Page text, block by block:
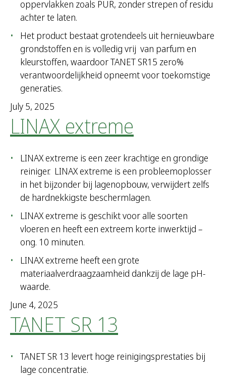
oppervlakken zoals PUR, zonder strepen of residu
achter te laten.
Het product bestaat grotendeels uit hernieuwbare
grondstoffen en is volledig vrij van parfum en
kleurstoffen, waardoor TANET SR15 zero%
verantwoordelijkheid opneemt voor toekomstige
generaties.
July 5, 2025
LINAX extreme
LINAX extreme is een zeer krachtige en grondige
reiniger. LINAX extreme is een probleemoplosser
in het bijzonder bij lagenopbouw, verwijdert zelfs
de hardnekkigste beschermlagen.
LINAX extreme is geschikt voor alle soorten
vloeren en heeft een extreem korte inwerktijd –
ong. 10 minuten.
LINAX extreme heeft een grote
materiaalverdraagzaamheid dankzij de lage pH-
waarde.
June 4, 2025
TANET SR 13
TANET SR 13 levert hoge reinigingsprestaties bij
lage concentratie.